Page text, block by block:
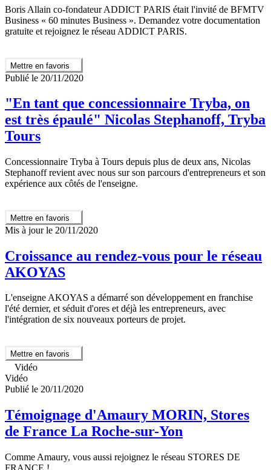
Boris Allain co-fondateur ADDICT PARIS était l'invité de BFMTV
Business « 60 minutes Business ». Demandez votre documentation
gratuite et rejoignez le réseau ADDICT PARIS.
Mettre en favoris
Publié le 20/11/2020
"En tant que concessionnaire Tryba, on
est très épaulé" Nicolas Stephanoff, Tryba
Tours
Concessionnaire Tryba à Tours depuis plus de deux ans, Nicolas
Stephanoff revient avec nous sur son parcours d'entrepreneurs et son
expérience aux côtés de l'enseigne.
Mettre en favoris
Mis à jour le 20/11/2020
Croissance au rendez-vous pour le réseau
AKOYAS
L'enseigne AKOYAS a démarré son développement en franchise
l'été dernier, et séduit d'ores et déjà les entrepreneurs, avec
l'intégration de six nouveaux porteurs de projet.
Mettre en favoris
Vidéo
Vidéo
Publié le 20/11/2020
Témoignage d'Amaury MORIN, Stores
de France La Roche-sur-Yon
Comme Amaury, vous aussi rejoignez le réseau STORES DE
FRANCE !